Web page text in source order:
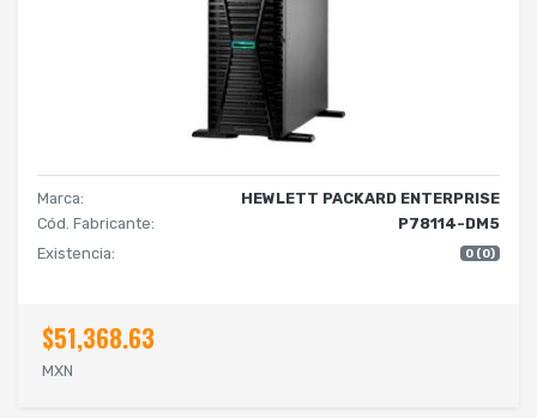
Marca:
HEWLETT PACKARD ENTERPRISE
Cód. Fabricante:
P78114-DM5
Existencia:
0 (0)
$51,368.63
MXN